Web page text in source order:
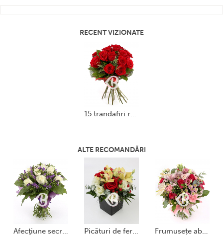
RECENT VIZIONATE
15 trandafiri roșii
ALTE RECOMANDĂRI
afecţiune secretă picături de fericire frumusețe absolută